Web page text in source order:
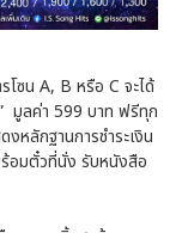
ซน A, B หรือ C จะได้
มูลค่า 599 บาท ฟรีทุก
ลักฐานการชำระเงิน
ร้อมตั๋วที่นั่ง รับหนังสือ